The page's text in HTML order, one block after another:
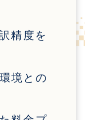
精度を
境との